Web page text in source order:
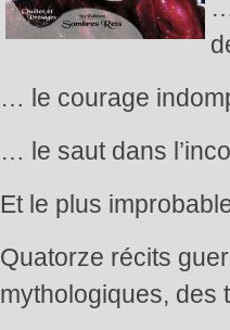
… le courage
… le saut dans
Et le plus
Quatorze récits
mythologiques, des